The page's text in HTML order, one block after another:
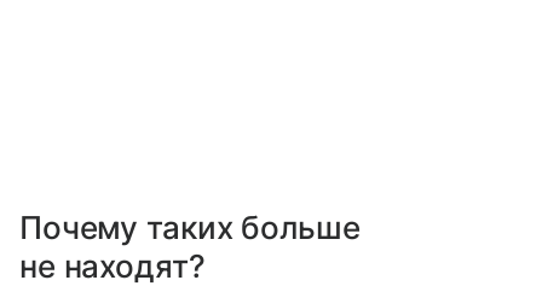
Почему таких больше
не находят?